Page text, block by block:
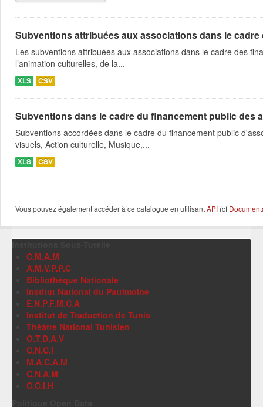
Subventions attribuées aux associations dans le
Les subventions attribuées aux associations dans le cadre des
l’animation culturelles, de la...
XLS CSV
Subventions dans le cadre du financement public des
Subventions accordées dans le cadre du financement public
visuels, Action culturelle, Musique,...
XLS CSV
Vous pouvez également accéder à ce catalogue en utilisantAPI (cf
C.M.A.M
A.M.V.P.P.C
Bibliothèque Nationale
Institut National du Patrimoine
E.N.P.F.M.C.A
Institut de Traduction de Tunis
Théâtre National Tunisien
O.T.D.A.V
C.N.C.I
M.A.C.A.M
C.N.A.M
C.C.I.H